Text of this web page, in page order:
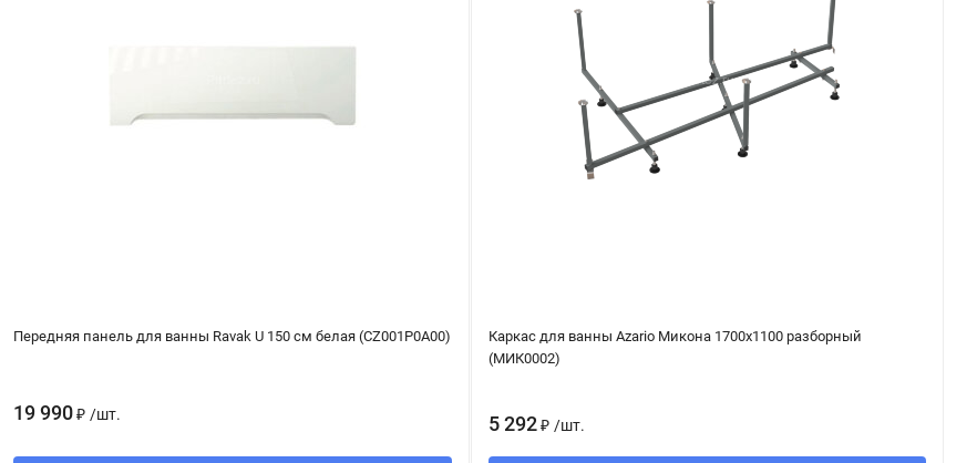
Передняя панель для ванны Ravak U 150 см белая (CZ001P0A00)
19 990 ₽ /шт.
Каркас для ванны Azario Микона 1700х1100 разборный
(МИК0002)
5 292 ₽ /шт.